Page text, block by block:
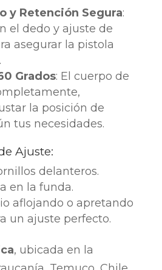
y Retención Segura:
el dedo y ajuste de
asegurar la pistola
Grados: El cuerpo de
la posición de
tus necesidades.
Ajuste:
delanteros.
en la funda.
aflojando o apretando
un ajuste perfecto.
, ubicada en la